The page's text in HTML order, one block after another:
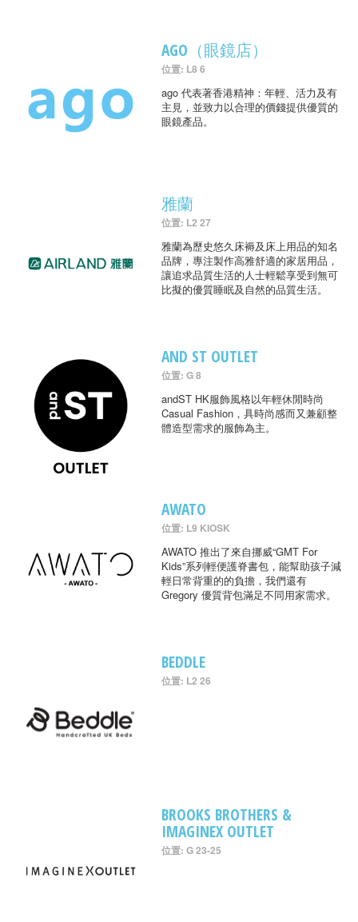
AGO（眼鏡店）
位置: L8 6
ago 代表著香港精神：年輕、活力及有
主見，並致力以合理的價錢提供優質的
眼鏡產品。
雅蘭
位置: L2 27
雅蘭為歷史悠久床褥及床上用品的知名
品牌，專注製作高雅舒適的家居用品，
讓追求品質生活的人士輕鬆享受到無可
比擬的優質睡眠及自然的品質生活。
AND ST OUTLET
位置: G 8
andST HK服飾風格以年輕休閒時尚
Casual Fashion，具時尚感而又兼顧整
體造型需求的服飾為主。
AWATO
位置: L9 KIOSK
AWATO 推出了來自挪威“GMT For
Kids”系列輕便護脊書包，能幫助孩子減
輕日常背重的的負擔，我們還有
Gregory 優質背包滿足不同用家需求。
BEDDLE
位置: L2 26
BROOKS BROTHERS &
IMAGINEX OUTLET
位置: G 23-25